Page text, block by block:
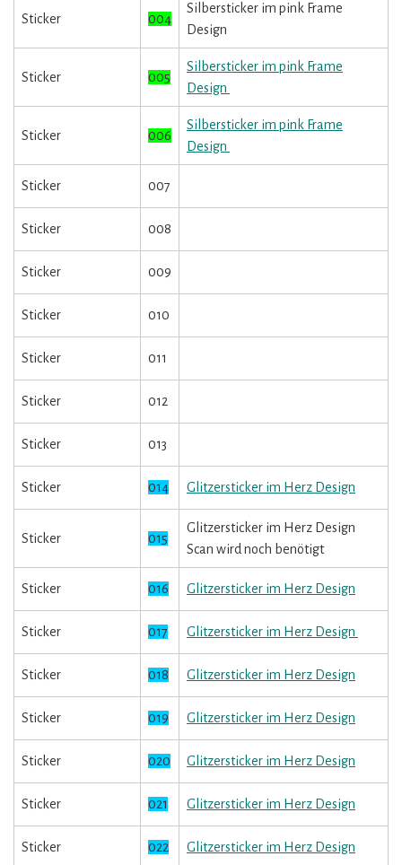
Sticker 004
Silbersticker im pink Frame
Design
Sticker 005
Silbersticker im pink Frame
Design
Sticker 006
Silbersticker im pink Frame
Design
Sticker 007
Sticker 008
Sticker 009
Sticker 010
Sticker 011
Sticker 012
Sticker 013
Sticker 014 Glitzersticker im Herz Design
Sticker 015
Glitzersticker im Herz Design
Scan wird noch benötigt
Sticker 016 Glitzersticker im Herz Design
Sticker 017 Glitzersticker im Herz Design
Sticker 018 Glitzersticker im Herz Design
Sticker 019 Glitzersticker im Herz Design
Sticker 020 Glitzersticker im Herz Design
Sticker 021 Glitzersticker im Herz Design
Sticker 022 Glitzersticker im Herz Design